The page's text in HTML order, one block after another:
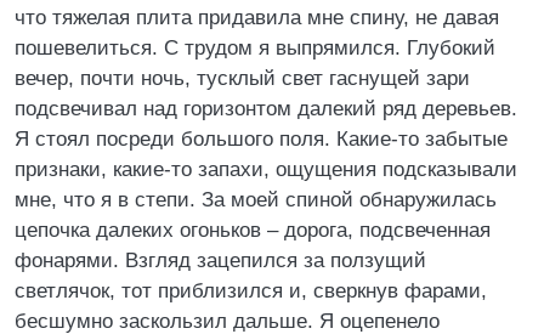
что тяжелая плита придавила мне спину, не давая
пошевелиться. С трудом я выпрямился. Глубокий
вечер, почти ночь, тусклый свет гаснущей зари
подсвечивал над горизонтом далекий ряд деревьев.
Я стоял посреди большого поля. Какие-то забытые
признаки, какие-то запахи, ощущения подсказывали
мне, что я в степи. За моей спиной обнаружилась
цепочка далеких огоньков – дорога, подсвеченная
фонарями. Взгляд зацепился за ползущий
светлячок, тот приблизился и, сверкнув фарами,
бесшумно заскользил дальше. Я оцепенело